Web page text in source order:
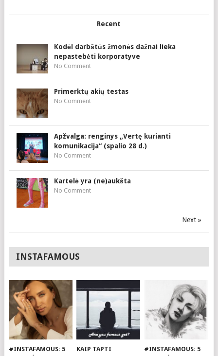
Recent
Kodėl darbštūs žmonės dažnai lieka
nepastebėti korporatyve
No Comment
Primerktų akių testas
No Comment
Apžvalga: renginys „Vertę kurianti
komunikacija“ (spalio 28 d.)
No Comment
Kartelė yra (ne)aukšta
No Comment
Next »
INSTAFAMOUS
#INSTAFAMOUS: 5
KAIP TAPTI
#INSTAFAMOUS: 5